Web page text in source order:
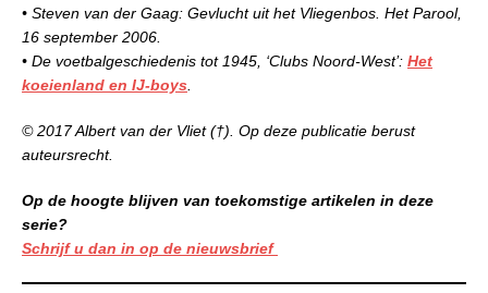
• Steven van der Gaag: Gevlucht uit het Vliegenbos. Het Parool,
16 september 2006.
• De voetbalgeschiedenis tot 1945, ‘Clubs Noord-West’: Het
koeienland en IJ-boys
© 2017 Albert van der Vliet (†). Op deze publicatie berust
auteursrecht.
Op de hoogte blijven van toekomstige artikelen in deze
serie?
Schrijf u dan in op de nieuwsbrief